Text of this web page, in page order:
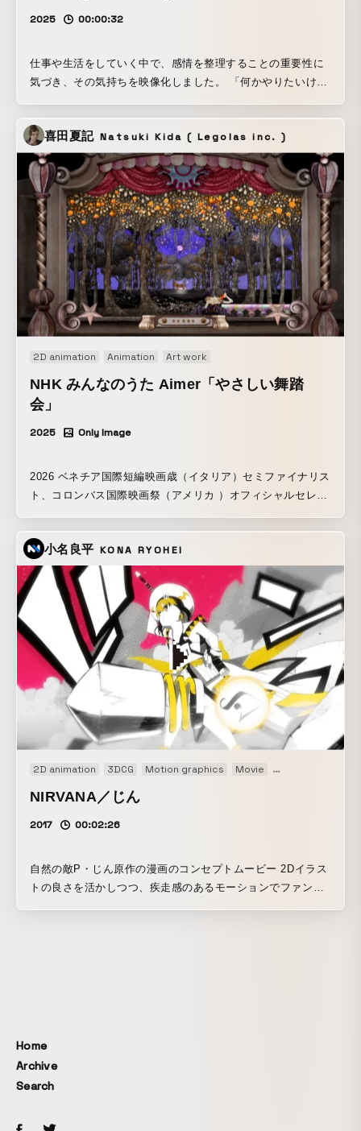
2025 00:00:32
仕事や生活をしていく中で、感情を整理することの重要性に
気づき、その気持ちを映像化しました。 「何かやりたいけ
が、わからない」そういった自分の思いに自身で悩まされる
ことが多かったのですが、自分と向き合い、感情を整理する
ことでスッと身体が軽くなった経験があります。「あたまの
中を整えて、人生を楽しく生きよう」というメッセージを込
めて制作しました。
喜田夏記 Natsuki Kida ( Legolas inc. )
2D animation Animation Art work
NHK みんなのうた Aimer「やさしい舞踏
会」
2025 Only Image
2026 ベネチア国際短編映画歳（イタリア）セミファイナリス
ト、コロンバス国際映画祭（アメリカ ）オフィシャルセレク
得意とする映像作家の喜田夏記。キャラクターや背景画など
美術的要素に徹底的にこだわって制作したノスタルジックな
映像で神秘的な一夜を描きます。 楽曲とAimerさんの歌声が
織り成す、魅惑的で美しい世界観を映像化するにあたって、
月明かりと星の煌めきだけに照らされた ”黒い森” を舞台に、
神秘的な一夜の出来事を描きたいと思いました。 天空の城か
ら地上の森に降り立った少女は眠りにつく。森の中で踊り続
ける少女の姿は、もう一人の自分のようにも見える。 これは
現実なのか、少女が見ている夢なのか…? 森を彷徨い歩く
水玉の獣だけが、一夜の森の出来事を見守っていた。 バレエ
やコンテンポラリーダンスなどあらゆるダンスの型をリサー
チし、ミステリアスな存在感を演出すべく、少女のダンスの
動きには特にこだわって制作しました。 映像を見終わった
後、時空を超えて旅したような不思議な気持ちになってもら
えたらいいなと思います。 （監督：喜田夏記）
小名良平 KONA RYOHEI
2D animation 3DCG Motion graphics Movie Music video
NIRVANA／じん
2017 00:02:26
自然の敵P・じん原作の漫画のコンセプトムービー 2Dイラス
トの良さを活かしつつ、疾走感のあるモーションでファンタ
Home
Archive
Search